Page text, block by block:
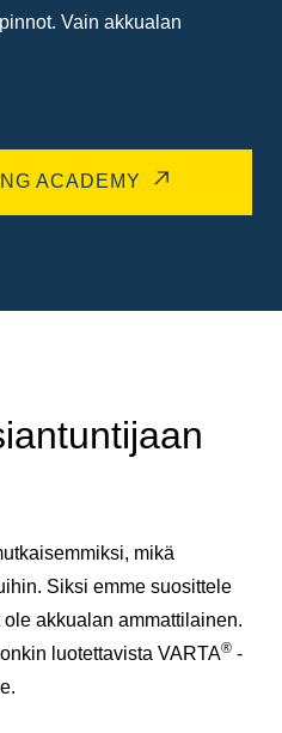
Vain akkualan
ACADEMY
mikä
Siksi emme suosittele
akkualan ammattilainen.
luotettavista VARTA® -